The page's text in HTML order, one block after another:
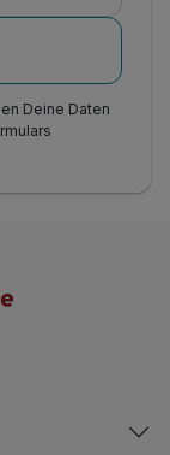
Deine Daten